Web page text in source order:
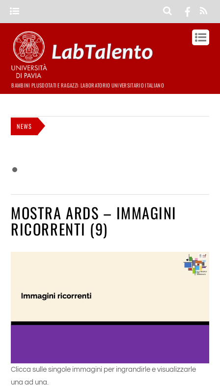
BAMBINI PLUSDOTATI E RAGAZZI: LABORATORIO UNIVERSITARIO ITALIANO
NEWS
MOSTRA ARDS – IMMAGINI
RICORRENTI (9)
Clicca sulle singole immagini per ingrandirle e visualizzarle
una ad una.